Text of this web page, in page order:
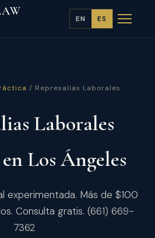
EN ES
/ Represalias Laborales
Laborales
Los Ángeles
experimentada. Más de $100
Consulta gratis. (661) 669-
7362